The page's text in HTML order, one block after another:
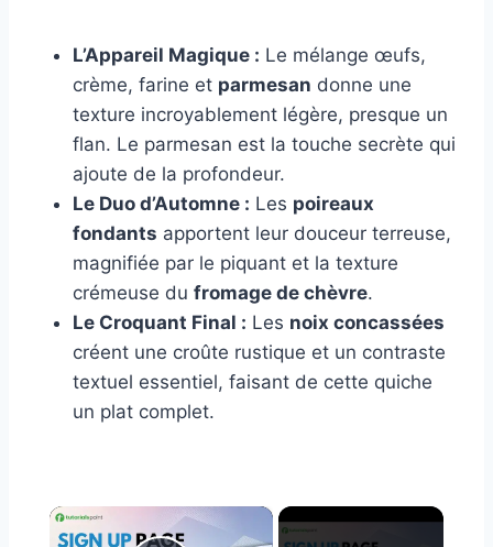
L’Appareil Magique : Le mélange œufs,
crème, farine et parmesan donne une
texture incroyablement légère, presque un
flan. Le parmesan est la touche secrète qui
ajoute de la profondeur.
Le Duo d’Automne : Les poireaux
fondants apportent leur douceur terreuse,
magnifiée par le piquant et la texture
crémeuse du fromage de chèvre.
Le Croquant Final : Les noix concassées
créent une croûte rustique et un contraste
textuel essentiel, faisant de cette quiche
un plat complet.
×